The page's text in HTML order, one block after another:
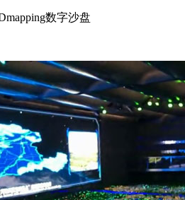
数字沙盘